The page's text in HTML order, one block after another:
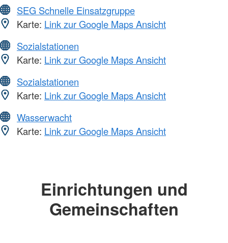
SEG Schnelle Einsatzgruppe
Karte: Link zur Google Maps Ansicht
Sozialstationen
Karte: Link zur Google Maps Ansicht
Sozialstationen
Karte: Link zur Google Maps Ansicht
Wasserwacht
Karte: Link zur Google Maps Ansicht
Einrichtungen und
Gemeinschaften